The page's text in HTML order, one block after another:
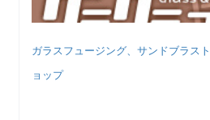
ガラスフュージング、サンドブラス
ョップ